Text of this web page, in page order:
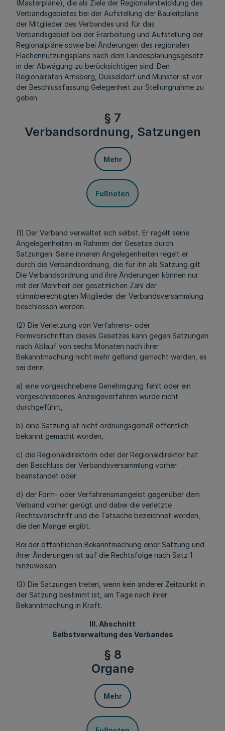
(Masterpläne), die als Ziele der Regionalentwicklung des
Verbandsgebietes bei der Aufstellung der Bauleitpläne
der Mitglieder des Verbandes und für das
Verbandsgebiet bei der Erarbeitung und Aufstellung der
Regionalpläne sowie bei Änderungen des regionalen
Flächennutzungsplans nach dem Landesplanungsgesetz
in der Abwägung zu berücksichtigen sind. Den
Regionalräten Arnsberg, Düsseldorf und Münster ist vor
der Beschlussfassung Gelegenheit zur Stellungnahme zu
geben.
§ 7
Verbandsordnung, Satzungen
Mehr
Fußnoten
(1) Der Verband verwaltet sich selbst. Er regelt seine
Angelegenheiten im Rahmen der Gesetze durch
Satzungen. Seine inneren Angelegenheiten regelt er
durch die Verbandsordnung, die für ihn als Satzung gilt.
Die Verbandsordnung und ihre Änderungen können nur
mit der Mehrheit der gesetzlichen Zahl der
stimmberechtigten Mitglieder der Verbandsversammlung
beschlossen werden.
(2) Die Verletzung von Verfahrens- oder
Formvorschriften dieses Gesetzes kann gegen Satzungen
nach Ablauf von sechs Monaten nach ihrer
Bekanntmachung nicht mehr geltend gemacht werden, es
sei denn
a) eine vorgeschriebene Genehmigung fehlt oder ein
vorgeschriebenes Anzeigeverfahren wurde nicht
durchgeführt,
b) eine Satzung ist nicht ordnungsgemäß öffentlich
bekannt gemacht worden,
c) die Regionaldirektorin oder der Regionaldirektor hat
den Beschluss der Verbandsversammlung vorher
beanstandet oder
d) der Form- oder Verfahrensmangelist gegenüber dem
Verband vorher gerügt und dabei die verletzte
Rechtsvorschrift und die Tatsache bezeichnet worden,
die den Mangel ergibt.
Bei der öffentlichen Bekanntmachung einer Satzung und
ihrer Änderungen ist auf die Rechtsfolge nach Satz 1
hinzuweisen.
(3) Die Satzungen treten, wenn kein anderer Zeitpunkt in
der Satzung bestimmt ist, am Tage nach ihrer
Bekanntmachung in Kraft.
III. Abschnitt
Selbstverwaltung des Verbandes
§ 8
Organe
Mehr